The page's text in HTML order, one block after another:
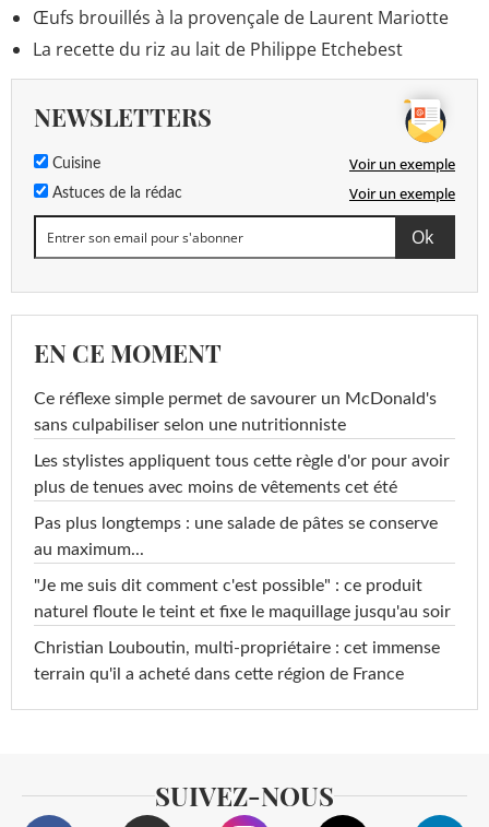
Œufs brouillés à la provençale de Laurent Mariotte
La recette du riz au lait de Philippe Etchebest
NEWSLETTERS
Cuisine Voir un exemple
Astuces de la rédac Voir un exemple
EN CE MOMENT
Ce réflexe simple permet de savourer un McDonald's
sans culpabiliser selon une nutritionniste
Les stylistes appliquent tous cette règle d'or pour avoir
plus de tenues avec moins de vêtements cet été
Pas plus longtemps : une salade de pâtes se conserve
au maximum...
"Je me suis dit comment c'est possible" : ce produit
naturel floute le teint et fixe le maquillage jusqu'au soir
Christian Louboutin, multi-propriétaire : cet immense
terrain qu'il a acheté dans cette région de France
SUIVEZ-NOUS